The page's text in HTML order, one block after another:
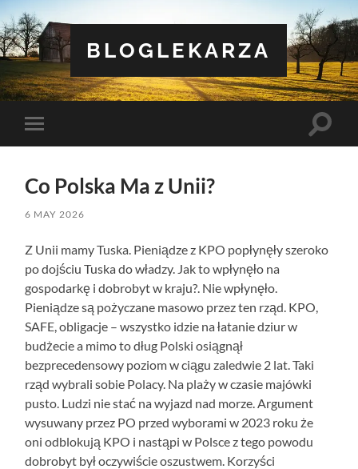
BLOGLEKARZA
Toggle
mobile
Toggle
Co Polska Ma z Unii?
6 MAY 2026
Z Unii mamy Tuska. Pieniądze z KPO popłynęły szeroko
po dojściu Tuska do władzy. Jak to wpłynęło na
gospodarkę i dobrobyt w kraju?. Nie wpłynęło.
Pieniądze są pożyczane masowo przez ten rząd. KPO,
SAFE, obligacje – wszystko idzie na łatanie dziur w
budżecie a mimo to dług Polski osiągnął
bezprecedensowy poziom w ciągu zaledwie 2 lat. Taki
rząd wybrali sobie Polacy. Na plaży w czasie majówki
pusto. Ludzi nie stać na wyjazd nad morze. Argument
wysuwany przez PO przed wyborami w 2023 roku że
oni odblokują KPO i nastąpi w Polsce z tego powodu
dobrobyt był oczywiście oszustwem. Korzyści